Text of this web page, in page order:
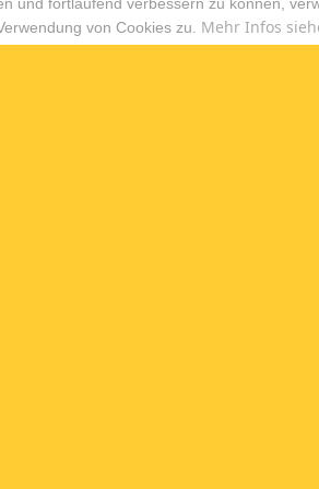
von Cookies zu. Mehr Infos